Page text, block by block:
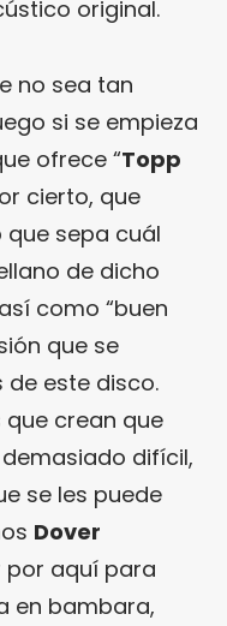
original.
no sea tan
si se empieza
ofrece “Topp
cierto, que
sepa cuál
de dicho
como “buen
que se
de este disco.
crean que
difícil,
se les puede
Dover
por aquí para
en bambara,